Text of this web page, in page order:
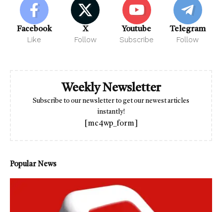
Facebook
Like
X
Follow
Youtube
Subscribe
Telegram
Follow
Weekly Newsletter
Subscribe to our newsletter to get our newest articles
instantly!
[mc4wp_form]
Popular News